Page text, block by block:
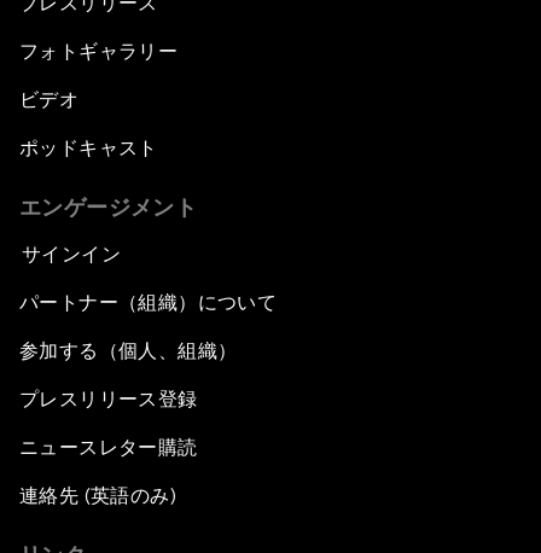
フォトギャラリー
ビデオ
ポッドキャスト
エンゲージメント
サインイン
パートナー（組織）について
参加する（個人、組織）
プレスリリース登録
ニュースレター購読
連絡先 (英語のみ)